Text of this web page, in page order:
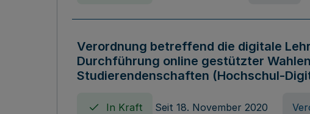
Verordnung betreffend die digitale
Durchführung online gestützter
Studierendenschaften (Hochschul-
In Kraft Seit 18. November 2020